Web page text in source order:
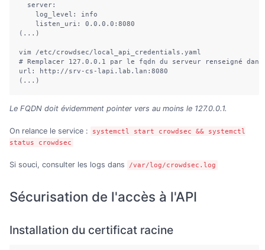
  server:
    log_level: info
    listen_uri: 0.0.0.0:8080
(...)
vim /etc/crowdsec/local_api_credentials.yaml
# Remplacer 127.0.0.1 par le fqdn du serveur renseigné
url: http://srv-cs-lapi.lab.lan:8080
(...)
Le FQDN doit évidemment pointer vers au moins le 127.0.0.1.
On relance le service :
systemctl start crowdsec && systemctl
status crowdsec
Si souci, consulter les logs dans /var/log/crowdsec.log
Sécurisation de l'accès à l'API
Installation du certificat racine